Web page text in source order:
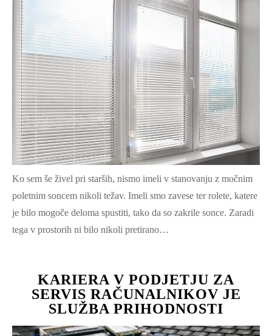
Ko sem še živel pri starših, nismo imeli v stanovanju z močnim
poletnim soncem nikoli težav. Imeli smo zavese ter rolete, katere
je bilo mogoče deloma spustiti, tako da so zakrile sonce. Zaradi
tega v prostorih ni bilo nikoli pretirano…
KARIERA V PODJETJU ZA
SERVIS RAČUNALNIKOV JE
SLUŽBA PRIHODNOSTI